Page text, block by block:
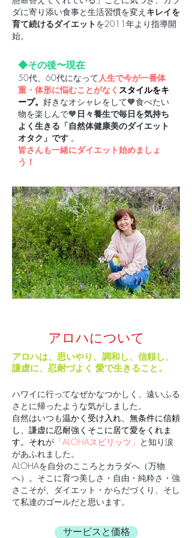
ダに寄り添い食事と生活習慣を変え キレイを
育て続けるダイエットを2011年より指導開
始。
◆その後〜現在
50代、60代になって人生で今が一番体
重・体形に悩むことがなく スタイルをキ
ープ。 好きなオシャレをして🧡食べたい
物を楽しんで🧡日々養生で毎日を気持ち
よく生きる「自然体健康美​のダイエット
オタク」です 。
皆さんも一緒にダイエット始めましょ
う！
アロハについて
ハワイに行ってなぜかなつかしく、遠いふる
さとに帰ったような気がしました。
自然はいつも温かく受け入れ、無条件に信頼
し、謙虚に忍耐強くそこに居て愛をくれま
す。それが 「ALOHAスピリッツ」 と知り涙
があふれました。
ALOHAを自分のこころとカラダへ（万物
へ）。そこに育つ美しさ・自由・純粋さ・強
さこそが、ダイエット ・からだづくり 、 そし
て私達のゴールだと思います。
アロハは、思いやり、調和し、信頼し、
謙虚に、忍耐づよく 愛で生きること。
サービスと価格